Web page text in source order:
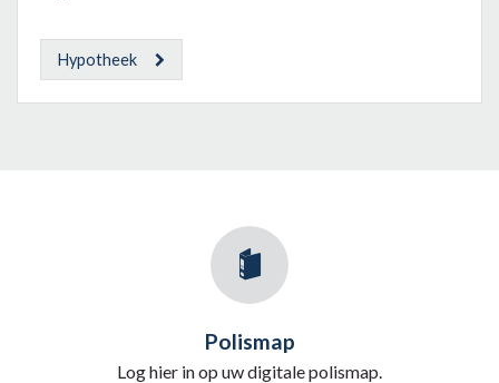
Hypotheek
Polismap
Log hier in op uw digitale polismap.